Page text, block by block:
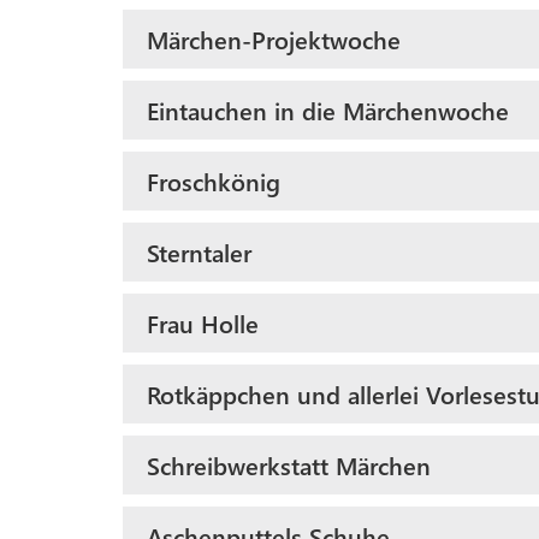
Märchen-Projektwoche
Eintauchen in die Märchenwoche
Froschkönig
Sterntaler
Frau Holle
Rotkäppchen und allerlei
Schreibwerkstatt Märchen